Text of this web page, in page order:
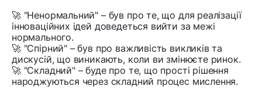
🚀 "Ненормальний" – був про те, що для реалізації
інноваційних ідей доведеться вийти за межі
нормального.
🚀 "Спірний" – був про важливість викликів та
дискусій, що виникають, коли ви змінюєте ринок.
🚀 "Складний" – буде про те, що прості рішення
народжуються через складний процес мислення.